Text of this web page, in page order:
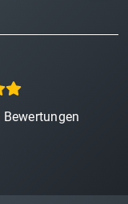
Bewertungen